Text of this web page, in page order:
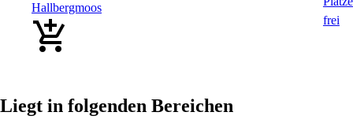
Hallbergmoos
Liegt in folgenden Bereichen